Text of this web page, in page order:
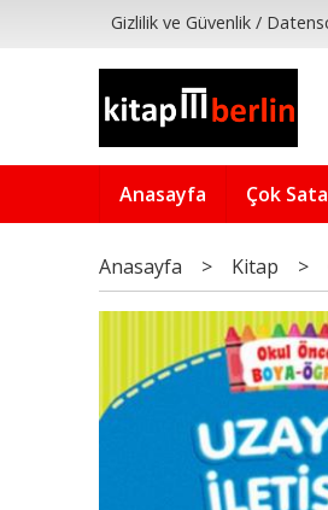
Gizlilik ve Güvenlik /
Anasayfa Çok
Anasayfa > Kitap >